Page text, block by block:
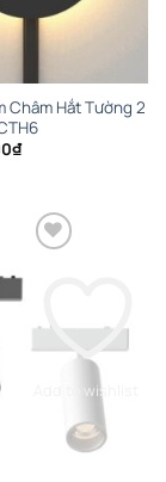
Châm Hắt Tường 2
₫
Add to wishlist